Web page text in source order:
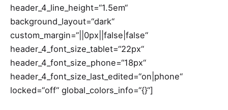
header_4_line_height=“1.5em“
background_layout=“dark“
custom_margin=“||0px||false|false“
header_4_font_size_tablet=“22px“
header_4_font_size_phone=“18px“
header_4_font_size_last_edited=“on|phone“
locked=“off“ global_colors_info=“{}“]